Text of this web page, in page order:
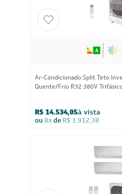
Ar-Condicionado Split Teto
Quente/Frio R32 380V
R$ 14.534,05à vista
ou 8xde R$ 1.912,38